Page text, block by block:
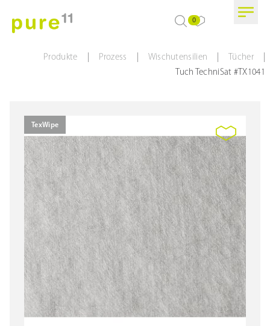
0
Produkte Prozess Wischutensilien Tücher
Tuch TechniSat #TX1041
TexWipe